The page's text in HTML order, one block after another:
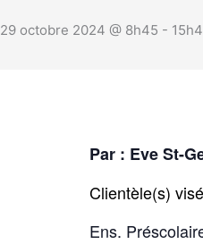
29 octobre 2024 @ 8h45 -
Par : Eve St-
Clientèle(s)
Ens.